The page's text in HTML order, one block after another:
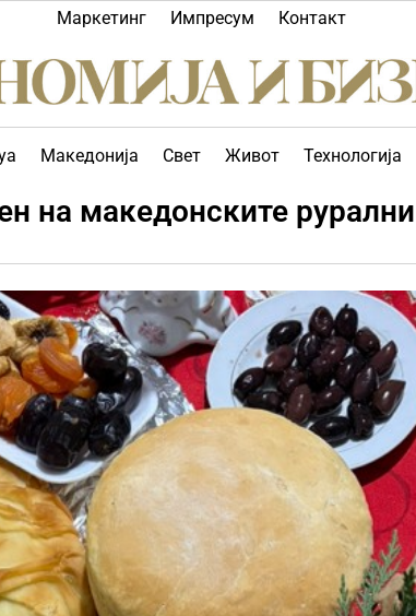
Маркетинг Импресум Контакт
Македонија Свет Живот Технологија
на македонските рурални